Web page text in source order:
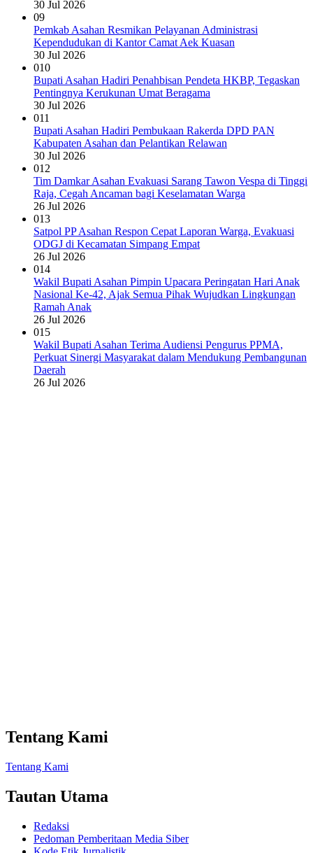
30 Jul 2026
09
Pemkab Asahan Resmikan Pelayanan Administrasi
Kependudukan di Kantor Camat Aek Kuasan
30 Jul 2026
010
Bupati Asahan Hadiri Penahbisan Pendeta HKBP, Tegaskan
Pentingnya Kerukunan Umat Beragama
30 Jul 2026
011
Bupati Asahan Hadiri Pembukaan Rakerda DPD PAN
Kabupaten Asahan dan Pelantikan Relawan
30 Jul 2026
012
Tim Damkar Asahan Evakuasi Sarang Tawon Vespa di Tinggi
Raja, Cegah Ancaman bagi Keselamatan Warga
26 Jul 2026
013
Satpol PP Asahan Respon Cepat Laporan Warga, Evakuasi
ODGJ di Kecamatan Simpang Empat
26 Jul 2026
014
Wakil Bupati Asahan Pimpin Upacara Peringatan Hari Anak
Nasional Ke-42, Ajak Semua Pihak Wujudkan Lingkungan
Ramah Anak
26 Jul 2026
015
Wakil Bupati Asahan Terima Audiensi Pengurus PPMA,
Perkuat Sinergi Masyarakat dalam Mendukung Pembangunan
Daerah
26 Jul 2026
Tentang Kami
Tentang Kami
Tautan Utama
Redaksi
Pedoman Pemberitaan Media Siber